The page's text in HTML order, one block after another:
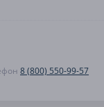
8 (800) 550-99-57